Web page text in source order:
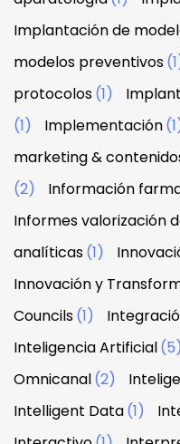
Implantación de
modelos preventivos
protocolos(1)
(1)
Implementación
marketing &
(2)
Información
Informes valorización
analíticas(1)
Innovación y
Councils(1)
Inteligencia Artificial(5)
Omnicanal(2)
Intelligent Data(1)